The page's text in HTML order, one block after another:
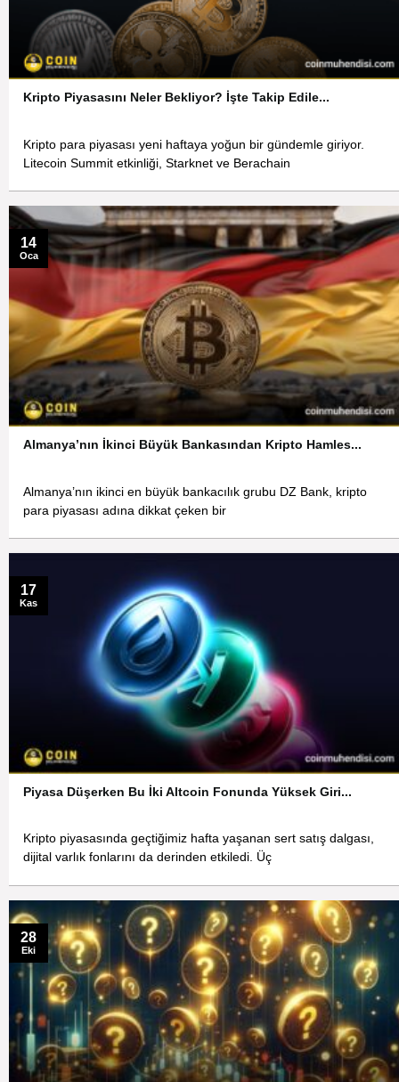
Kripto Piyasasını Neler Bekliyor? İşte Takip Edile...
Kripto para piyasası yeni haftaya yoğun bir gündemle giriyor.
Litecoin Summit etkinliği, Starknet ve Berachain
Almanya’nın İkinci Büyük Bankasından Kripto Hamles...
Almanya’nın ikinci en büyük bankacılık grubu DZ Bank, kripto
para piyasası adına dikkat çeken bir
14
Oca
Piyasa Düşerken Bu İki Altcoin Fonunda Yüksek Giri...
Kripto piyasasında geçtiğimiz hafta yaşanan sert satış dalgası,
dijital varlık fonlarını da derinden etkiledi. Üç
17
Kas
28
Eki